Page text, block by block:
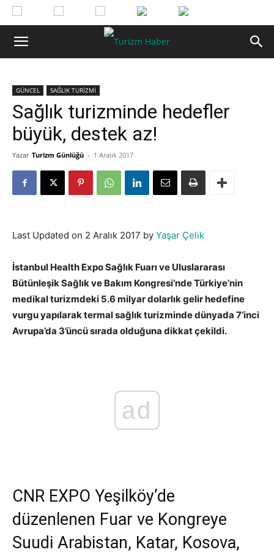
GÜNCEL SAĞLIK TURİZMİ
Sağlık turizminde hedefler
büyük, destek az!
Yazar Turizm Günlüğü - 1 Aralık 2017
Last Updated on 2 Aralık 2017 by Yaşar Çelik
İstanbul Health Expo Sağlık Fuarı ve Uluslararası
Bütünleşik Sağlık ve Bakım Kongresi’nde Türkiye’nin
medikal turizmdeki 5.6 milyar dolarlık gelir hedefine
vurgu yapılarak termal sağlık turizminde dünyada 7’inci
Avrupa’da 3’üncü sırada olduğuna dikkat çekildi.
ad
CNR EXPO Yeşilköy’de
düzenlenen Fuar ve Kongreye
Suudi Arabistan, Katar, Kosova,